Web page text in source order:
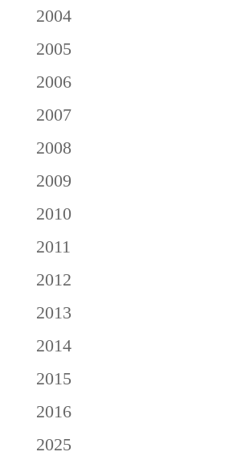
2004
2005
2006
2007
2008
2009
2010
2011
2012
2013
2014
2015
2016
2025